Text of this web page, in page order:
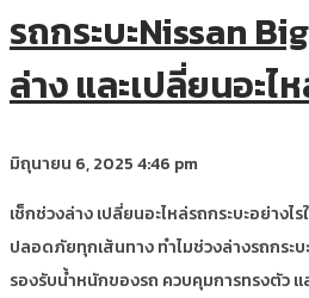
รถกระบะNissan
ล่าง และเปลี่ยนอะไ
มิถุนายน 6, 20254:46 pm
เช็กช่วงล่าง เปลี่ยนอะไหล่รถกระบะอย่างไ
ปลอดภัยทุกเส้นทาง ทำไมช่วงล่างรถกระ
รองรับน้ำหนักของรถ ควบคุมการทรงตัว